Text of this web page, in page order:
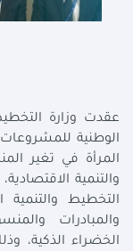
عقدت وزارة
الوطنية
المرأة في تغير
والتنمية
التخطيط والتنمية
والمبادرات